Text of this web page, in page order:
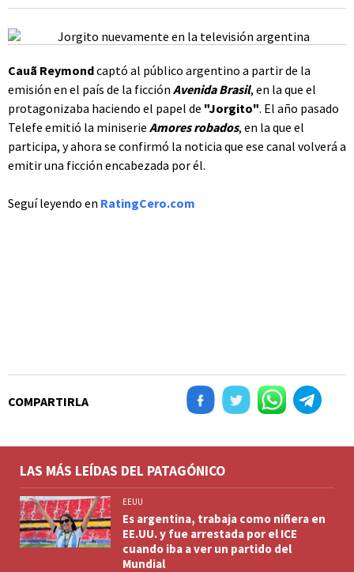
Cauã Reymondcaptó al público argentino a partir de la
emisión en el país de la ficción Avenida Brasil, en la que el
protagonizaba haciendo el papel de "Jorgito". El año pasado
Telefe emitió la miniserie Amores robados, en la que el
participa, y ahora se confirmó la noticia que ese canal volverá a
emitir una ficción encabezada por él.
Seguí leyendo en RatingCero.com
COMPARTIRLA
LAS MÁS LEÍDAS DEL PATAGÓNICO
EEUU
Es argentina, trabaja como niñera en
EE.UU. y fue arrestada por el ICE
cuando iba a ver un partido del
Mundial